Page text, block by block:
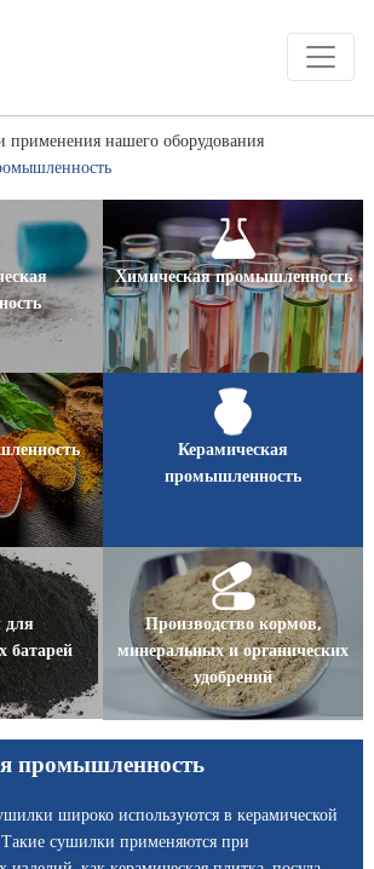
применения нашего оборудования
Химическая промышленность
Керамическая
промышленность
для
батарей
Производство кормов,
минеральных и органических
удобрений
промышленность
широко используются в керамической
сушилки применяются при